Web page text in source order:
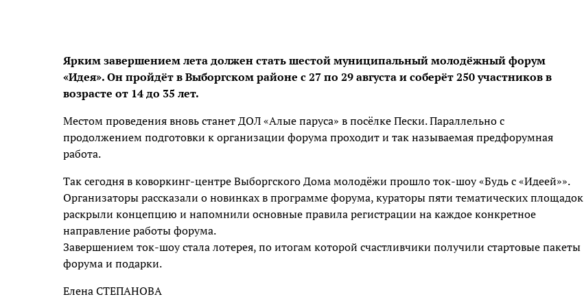
Ярким завершением лета должен стать шестой муниципальный молодёжный форум
«Идея». Он пройдёт в Выборгском районе с 27 по 29 августа и соберёт 250 участников в
возрасте от 14 до 35 лет.
Местом проведения вновь станет ДОЛ «Алые паруса» в посёлке Пески. Параллельно с
продолжением подготовки к организации форума проходит и так называемая предфорумная
работа.
Так сегодня в коворкинг-центре Выборгского Дома молодёжи прошло ток-шоу «Будь с «Идеей»».
Организаторы рассказали о новинках в программе форума, кураторы пяти тематических площадок
раскрыли концепцию и напомнили основные правила регистрации на каждое конкретное
направление работы форума.
Завершением ток-шоу стала лотерея, по итогам которой счастливчики получили стартовые пакеты
форума и подарки.
Елена СТЕПАНОВА